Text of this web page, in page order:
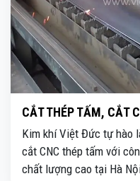
CẮT THÉP TẤM, CẮT
Kim khí Việt Đức tự hào
cắt CNC thép tấm với
chất lượng cao tại Hà